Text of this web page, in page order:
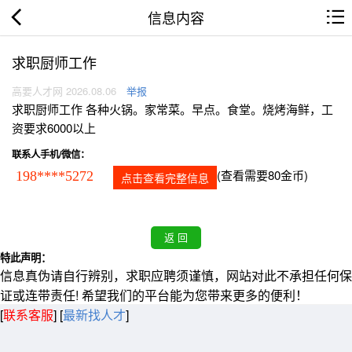
信息内容
求职厨师工作
高要人才网 2026.08.06 举报
求职厨师工作 各种火锅。家常菜。早点。食堂。烧烤海鲜，工
资要求6000以上
联系人手机/微信：
198****5272 点击查看完整信息 (查看需要80金币)
特此声明：
信息真伪请自行辨别，求职应聘须谨慎，网站对此不承担任何保
证或连带责任! 希望我们的平台能为您带来更多的便利！
[联系客服] [最新找人才]